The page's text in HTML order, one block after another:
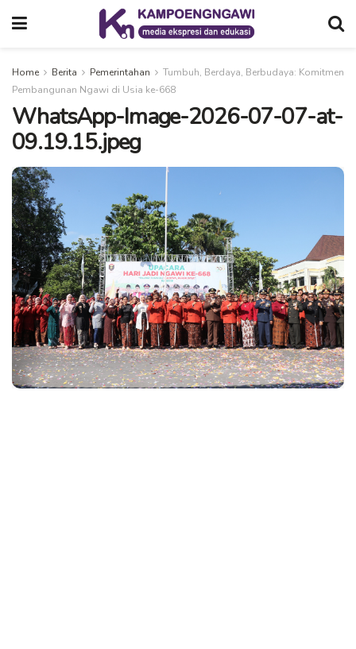
Home Berita Pemerintahan
Tumbuh, Berdaya, Berbudaya: Komitmen
Pembangunan Ngawi di Usia ke-668
WhatsApp-Image-2026-07-07-at-
09.19.15.jpeg